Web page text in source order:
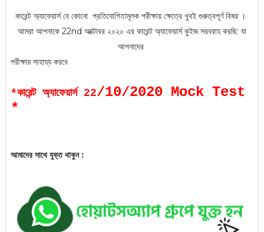
কারেন্ট অ্যাফেয়ার্সযে কোনো প্রতিযোগিতামূলক পরীক্ষায় ক্ষেত্রে খুবই গুরুত্বপূর্ণ বিষয় ।
আমরা আপনাকে 22nd অক্টোবর ২০২০ এর কারেন্ট অ্যাফেয়ার্স কুইজ সরবরাহ করছি: যা
আপনাদের
পরীক্ষায় সাহায্য করবে
*কারেন্ট অ্যাফেয়ার্স 22/10/2020 Mock Test
*
আমাদের সাথে যুক্ত থাকুন :